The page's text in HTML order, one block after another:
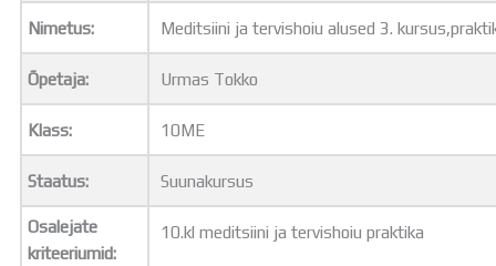
Ainepassid
Distantsõpe
Projektid
ÜLDINFO
Sisseastumine
Meie kool
Nimetus: Meditsiini ja tervishoiu alused 3.
Õpetaja: Urmas Tokko
Klass: 10ME
Staatus: Suunakursus
Osalejate
kriteeriumid:
10.kl meditsiini ja tervishoiu praktika